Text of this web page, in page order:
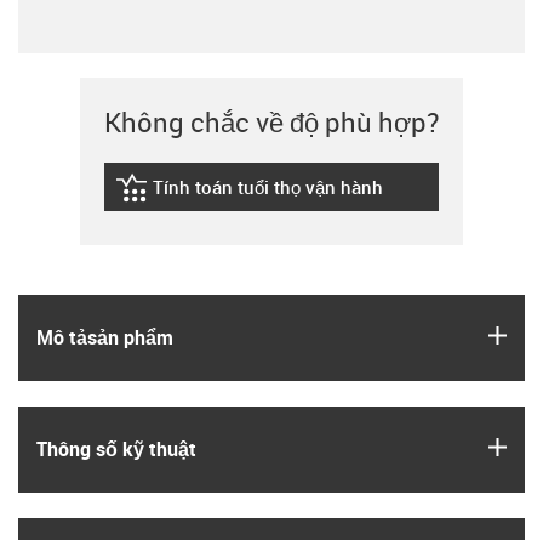
Mô tả­sản phẩm
Thông số kỹ thuật
Không chắc về độ phù hợp?
igus-icon-lebensdauerrechner
Tính toán tuổi thọ vận hành